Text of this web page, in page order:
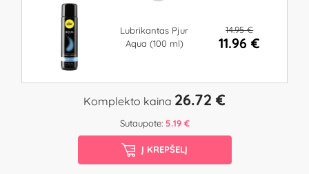
Lubrikantas Pjur
Aqua (100 ml)
14.95 €
11.96 €
Komplekto kaina 26.72 €
Sutaupote: 5.19 €
Į KREPŠELĮ